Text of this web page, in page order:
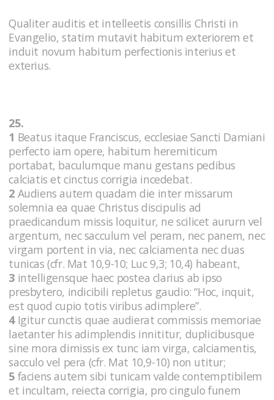
Qualiter auditis et intelleetis consillis Christi in
Evangelio, statim mutavit habitum exteriorem et
induit novum habitum perfectionis interius et
exterius.
25.
1 Beatus itaque Franciscus, ecclesiae Sancti Damiani
perfecto iam opere, habitum heremiticum
portabat, baculumque manu gestans pedibus
calciatis et cinctus corrigia incedebat.
2 Audiens autem quadam die inter missarum
solemnia ea quae Christus discipulis ad
praedicandum missis loquitur, ne scilicet aururn vel
argentum, nec sacculum vel peram, nec panem, nec
virgam portent in via, nec calciamenta nec duas
tunicas (cfr. Mat 10,9-10; Luc 9,3; 10,4) habeant,
3 intelligensque haec postea clarius ab ipso
presbytero, indicibili repletus gaudio: “Hoc, inquit,
est quod cupio totis viribus adimplere”.
4Igitur cunctis quae audierat commissis memoriae
laetanter his adimplendis innititur, duplicibusque
sine mora dimissis ex tunc iam virga, calciamentis,
sacculo vel pera (cfr. Mat 10,9-10) non utitur;
5 faciens autem sibi tunicam valde contemptibilem
et incultam, reiecta corrigia, pro cingulo funem